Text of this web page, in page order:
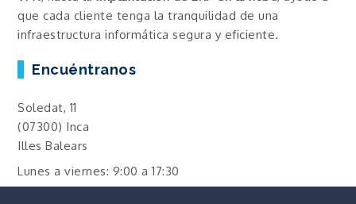
que cada cliente tenga la tranquilidad de una
infraestructura informática segura y eficiente.
Encuéntranos
Soledat, 11
(07300) Inca
Illes Balears
Lunes a viernes: 9:00 a 17:30